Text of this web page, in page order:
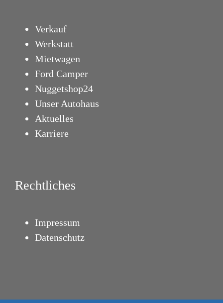
Verkauf
Werkstatt
Mietwagen
Ford Camper
Nuggetshop24
Unser Autohaus
Aktuelles
Karriere
Rechtliches
Impressum
Datenschutz